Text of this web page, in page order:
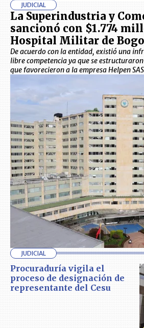
JUDICIAL
La Superindustria y
sancionó con $1.774
Hospital Militar de
De acuerdo con la entidad, existió una
libre competencia ya que se
que favorecieron a la empresa Helpen SAS
JUDICIAL
Procuraduría vigila el
proceso de designación de
representante del Cesu